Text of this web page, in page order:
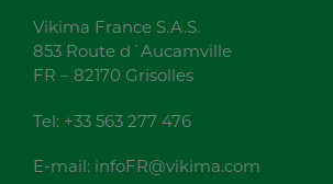
Vikima France S.A.S.
853 Route d´Aucamville
FR – 82170 Grisolles
Tel: +33 563 277 476
E-mail: infoFR@vikima.com